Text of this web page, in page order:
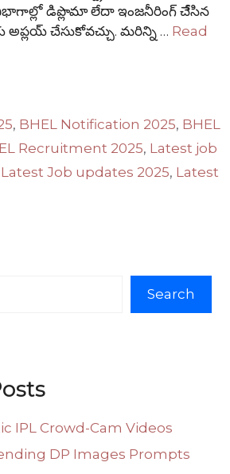
విభాగాల్లో డిప్లొమా లేదా ఇంజనీరింగ్ చేేసిన
అప్లయ్ చేసుకోవచ్చు. మరిన్ని … Read
, BHEL Notification 2025, BHEL
Recruitment 2025, Latest job
Latest Job updates 2025, Latest
Search
IPL Crowd-Cam Videos
DP Images Prompts